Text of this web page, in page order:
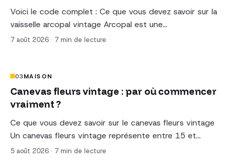
Voici le code complet : Ce que vous devez savoir sur la
vaisselle arcopal vintage Arcopal est une…
7 août 2026 · 7 min de lecture
03MAISON
Canevas fleurs vintage : par où commencer
vraiment ?
Ce que vous devez savoir sur le canevas fleurs vintage
Un canevas fleurs vintage représente entre 15 et…
5 août 2026 · 7 min de lecture